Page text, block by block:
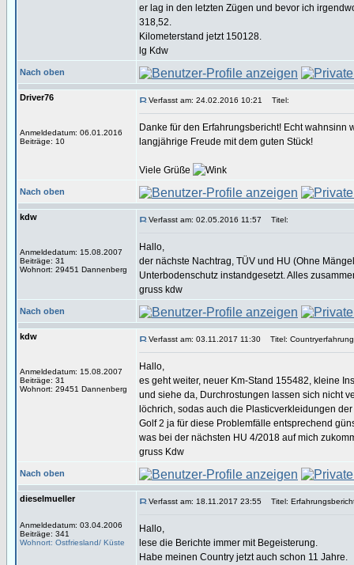
er lag in den letzten Zügen und bevor ich
318,52.
Kilometerstand jetzt 150128.
lg Kdw
Nach oben
Driver76
Anmeldedatum: 06.01.2016
Beiträge: 10
Verfasst am: 24.02.2016 10:21 Titel:
Danke für den Erfahrungsbericht! Echt
langjährige Freude mit dem guten Stück!
Viele Grüße
Nach oben
kdw
Anmeldedatum: 15.08.2007
Beiträge: 31
Wohnort: 29451 Dannenberg
Verfasst am: 02.05.2016 11:57 Titel:
Hallo,
der nächste Nachtrag, TÜV und HU (Ohne
Unterbodenschutz instandgesetzt. Alles
gruss kdw
Nach oben
kdw
Anmeldedatum: 15.08.2007
Beiträge: 31
Wohnort: 29451 Dannenberg
Verfasst am: 03.11.2017 11:30 Titel:
Hallo,
es geht weiter, neuer Km-Stand 155482, kleine
und siehe da, Durchrostungen lassen sich nicht
löchrich, sodas auch die Plasticverkleidungen
Golf 2 ja für diese Problemfälle entsprechend
was bei der nächsten HU 4/2018 auf mich
gruss Kdw
Nach oben
dieselmueller
Anmeldedatum: 03.04.2006
Beiträge: 341
Wohnort: Ostfriesland/ Küste
Verfasst am: 18.11.2017 23:55 Titel:
Hallo,
lese die Berichte immer mit Begeisterung.
Habe meinen Country jetzt auch schon 11 Jahre.